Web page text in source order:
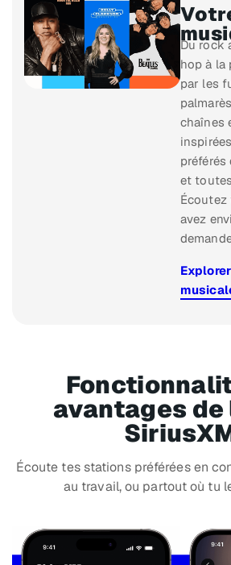
Du rock
hop à la
par les
chaînes
préférés
et
avez
avantages de
Écoute tes stations préférées en
au travail, ou partout où tu